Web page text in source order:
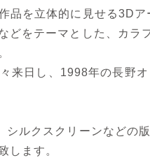
ジェームス・リジィ
たばこの煙が目にしみる
品を立体的に見せる3D
どをテーマとした、カラ
来日し、1998年の長野
シルクスクリーンなどの
します。